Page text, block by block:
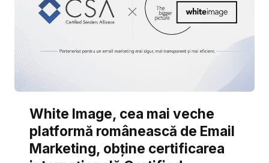
White Image, cea mai veche
platformă românească de Email
Marketing, obține certificarea